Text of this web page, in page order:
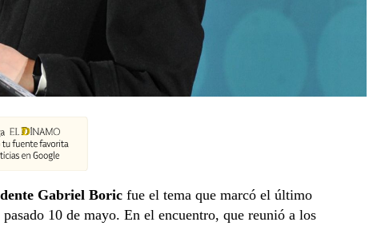
Gabriel Boric fue el tema que marcó el último
10 de mayo. En el encuentro, que reunió a los